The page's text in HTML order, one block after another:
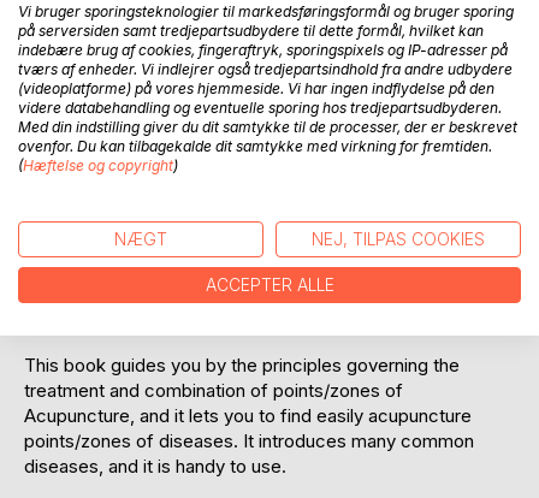
BESKRIVELSE
are related to the impaired functions.The mechanism of
Scalp Acupuncture is to wake-up the brain cells and to
encourage the proper functioning of brain cells to perform
This book guides you by the principles governing the
treatment and combination of points/zones of
Acupuncture, and it lets you to find easily acupuncture
points/zones of diseases. It introduces many common
diseases, and it is handy to use.
Vi bruger sporingsteknologier til markedsføringsformål og bruger sporing
på serversiden samt tredjepartsudbydere til dette formål, hvilket kan
indebære brug af cookies, fingeraftryk, sporingspixels og IP-adresser på
tværs af enheder. Vi indlejrer også tredjepartsindhold fra andre udbydere
(videoplatforme) på vores hjemmeside. Vi har ingen indflydelse på den
videre databehandling og eventuelle sporing hos tredjepartsudbyderen.
Med din indstilling giver du dit samtykke til de processer, der er beskrevet
ovenfor. Du kan tilbagekalde dit samtykke med virkning for fremtiden.
(Hæftelse og copyright)
NÆGT NEJ, TILPAS COOKIES
ACCEPTER ALLE